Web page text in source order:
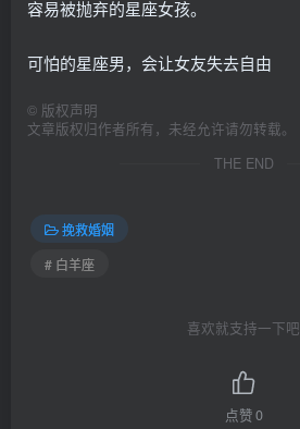
容易被抛弃的星座女孩。
可怕的星座男，会让女友失去自由
© 版权声明
文章版权归作者所有，未经允许请勿转载。
THE END
挽救婚姻
# 白羊座
喜欢就支持一下吧
点赞0